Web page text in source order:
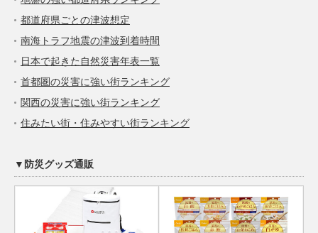
都道府県ごとの津波想定
南海トラフ地震の津波到着時間
日本で起きた自然災害年表一覧
首都圏の災害に強い街ランキング
関西の災害に強い街ランキング
住みたい街・住みやすい街ランキング
▼防災グッズ通販